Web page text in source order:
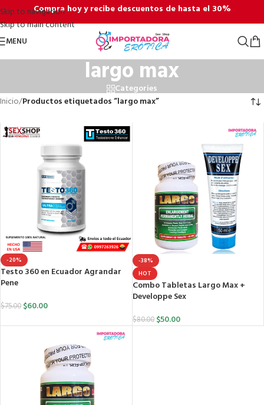
Skip to navigation
Skip to main content
Compra hoy y recibe descuentos de hasta el 30%
MENU
largo max
Categories
Inicio/Productos etiquetados “largo max”
-20%
Testo 360 en Ecuador Agrandar
Pene
$75.00 $60.00
-38%
HOT
Combo Tabletas Largo Max +
Developpe Sex
$80.00 $50.00